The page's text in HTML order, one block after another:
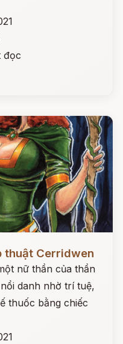
đọc
thuật Cerridwen
nữ thần của thần
danh nhờ trí tuệ,
thuốc bằng chiếc